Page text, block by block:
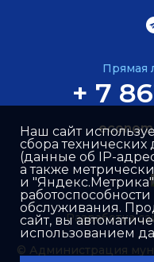
Прямая
+ 7
© Администрация
Разработка
Наш сайт
сбора технических
(данные об IP-
а также
и
обслуживания.
сайт, вы
использованием